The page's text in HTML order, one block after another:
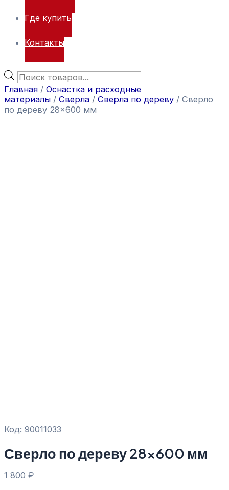
Где купить
Контакты
Главная / Оснастка и расходные
материалы / Сверла / Сверла по дереву / Сверло
по дереву 28×600 мм
Код: 90011033
Сверло по дереву 28×600 мм
1 800 ₽